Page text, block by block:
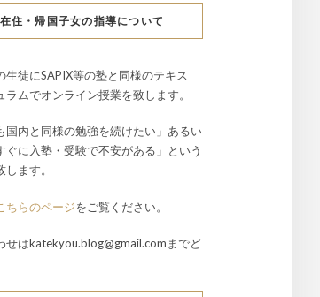
住・帰国子女の指導について
生徒にSAPIX等の塾と同様のテキス
ラムでオンライン授業を致します。
国内と同様の勉強を続けたい」あるい
ぐに入塾・受験で不安がある」という
ます。
ちらのページをご覧ください。
せはkatekyou.blog@gmail.comまでど